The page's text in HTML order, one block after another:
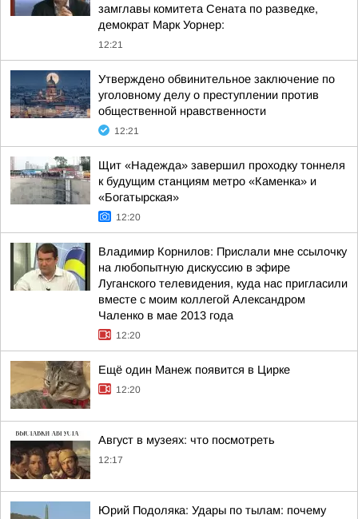
замглавы комитета Сената по разведке,
демократ Марк Уорнер:
12:21
Утверждено обвинительное заключение по
уголовному делу о преступлении против
общественной нравственности
12:21
Щит «Надежда» завершил проходку тоннеля
к будущим станциям метро «Каменка» и
«Богатырская»
12:20
Владимир Корнилов: Прислали мне ссылочку
на любопытную дискуссию в эфире
Луганского телевидения, куда нас пригласили
вместе с моим коллегой Александром
Чаленко в мае 2013 года
12:20
Ещё один Манеж появится в Цирке
12:20
Август в музеях: что посмотреть
12:17
Юрий Подоляка: Удары по тылам: почему